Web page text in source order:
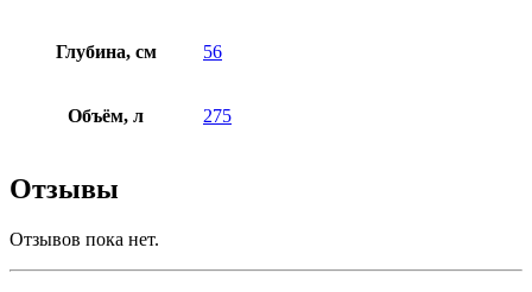
Глубина, см 56
Объём, л 275
Отзывы
Отзывов пока нет.